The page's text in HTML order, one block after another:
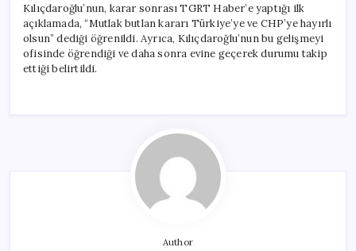
Kılıçdaroğlu’nun, karar sonrası TGRT Haber’e yaptığı ilk
açıklamada, “Mutlak butlan kararı Türkiye’ye ve CHP’ye hayırlı
olsun” dediği öğrenildi. Ayrıca, Kılıçdaroğlu’nun bu gelişmeyi
ofisinde öğrendiği ve daha sonra evine geçerek durumu takip
ettiği belirtildi.
Author